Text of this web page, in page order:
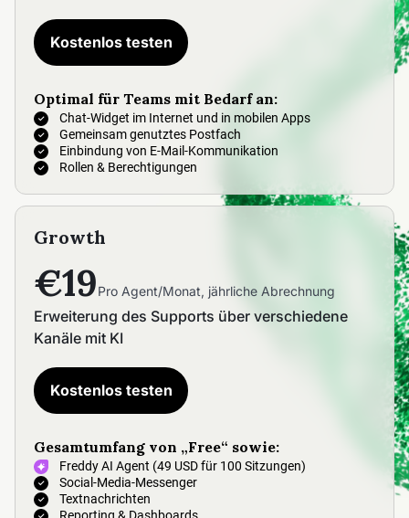
Optimal für Teams mit Bedarf an:
Chat-Widget im Internet und in mobilen Apps
Gemeinsam genutztes Postfach
Einbindung von E-Mail-Kommunikation
Rollen & Berechtigungen
Kostenlos testen
€19Pro Agent/Monat, jährliche Abrechnung
Erweiterung des Supports über verschiedene
Kanäle mit KI
Growth
Gesamtumfang von „Free“ sowie:
Freddy AI Agent (49 USD für 100 Sitzungen)
Social-Media-Messenger
Textnachrichten
Reporting & Dashboards
Kostenlos testen